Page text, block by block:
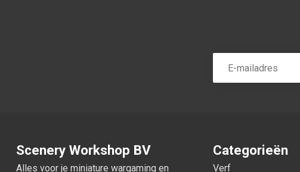
Scenery Workshop BV
Alles voor je miniature wargaming en
Categorieën
Verf